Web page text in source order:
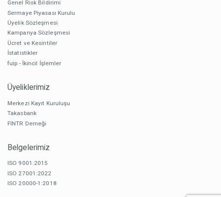
Genel Risk Bildirimi
Sermaye Piyasası Kurulu
Üyelik Sözleşmesi
Kampanya Sözleşmesi
Ücret ve Kesintiler
İstatistikler
fuip - İkincil İşlemler
Üyeliklerimiz
Merkezi Kayıt Kuruluşu
Takasbank
FINTR Derneği
Belgelerimiz
ISO 9001:2015
ISO 27001:2022
ISO 20000-1:2018